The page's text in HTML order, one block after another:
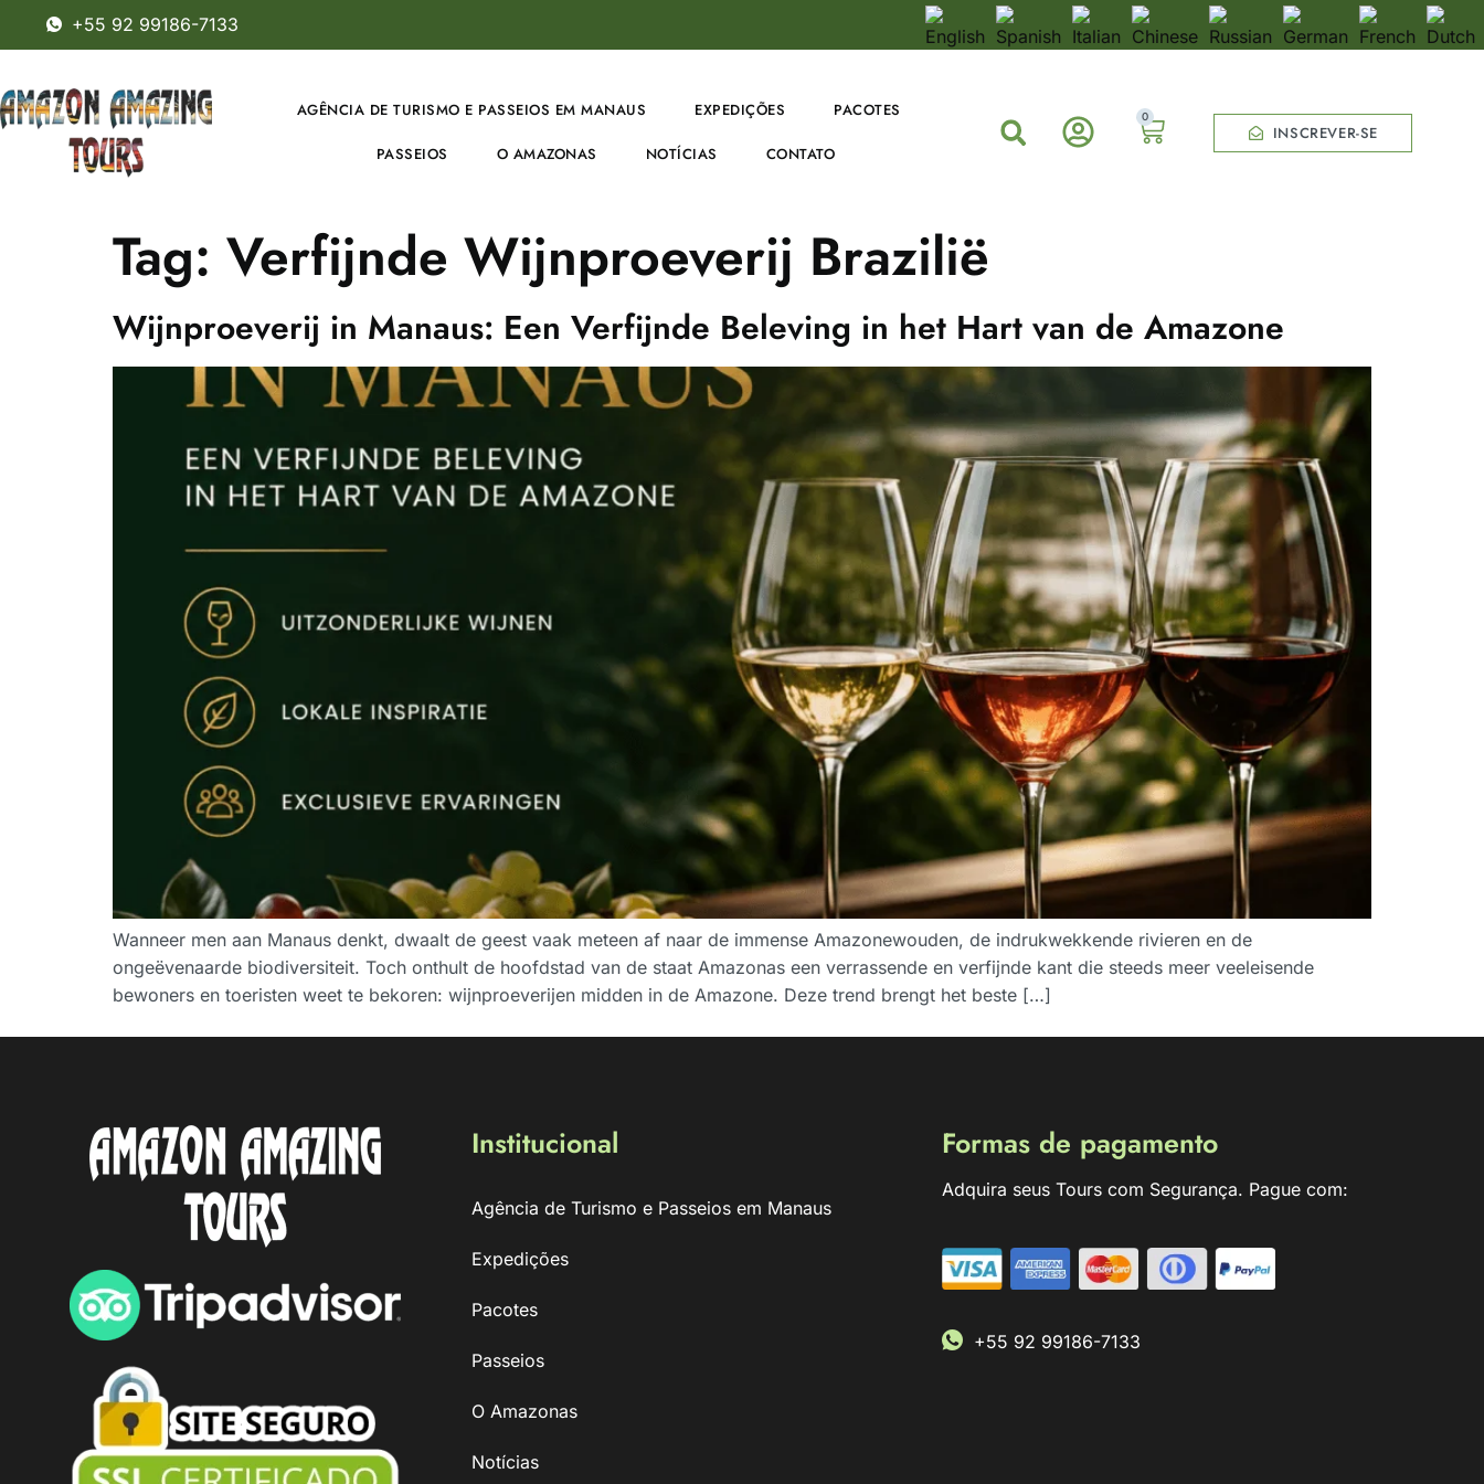
+55 92 99186-7133
AGÊNCIA DE TURISMO E PASSEIOS EM MANAUS EXPEDIÇÕES PACOTES
PASSEIOS O AMAZONAS NOTÍCIAS CONTATO
0
INSCREVER-SE
Tag: Verfijnde Wijnproeverij Brazilië
Wijnproeverij in Manaus: Een Verfijnde Beleving in het Hart van de Amazone
Wanneer men aan Manaus denkt, dwaalt de geest vaak meteen af naar de immense Amazonewouden, de indrukwekkende rivieren en de
ongeëvenaarde biodiversiteit. Toch onthult de hoofdstad van de staat Amazonas een verrassende en verfijnde kant die steeds meer veeleisende
bewoners en toeristen weet te bekoren: wijnproeverijen midden in de Amazone. Deze trend brengt het beste […]
Institucional
Agência de Turismo e Passeios em Manaus
Expedições
Pacotes
Passeios
O Amazonas
Notícias
Formas de pagamento
Adquira seus Tours com Segurança. Pague com:
+55 92 99186-7133